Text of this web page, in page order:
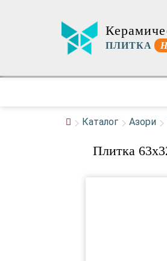
ПЛИТКА
Каталог Азори
Плитка